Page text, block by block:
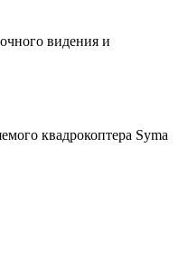
видения и
квадрокоптера Syma